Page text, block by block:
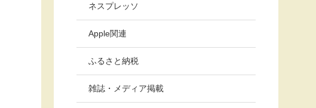
ネスプレッソ
Apple関連
ふるさと納税
雑誌・メディア掲載